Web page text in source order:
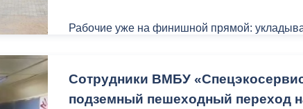
Рабочие уже на финишной прямой:
удобные лавочки и урны. Газон тоже
Сотрудники ВМБУ
подземный пешеходный переход